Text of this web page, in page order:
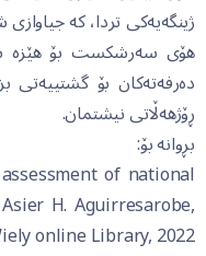
ژینگەیەکی تردا، کە
هۆی سەرشکست بۆ هێزە
دەرفەتەکان بۆ گشتییەتی
ڕۆژهەڵاتی نیشتمان.
بڕوانە بۆ:
of national
H. Aguirresarobe,
online Library, 2022